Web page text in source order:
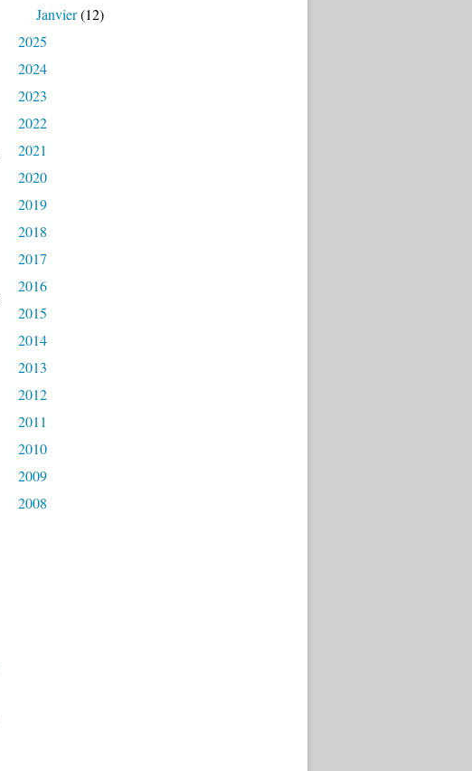
Janvier(12)
2025
2024
2023
2022
2021
2020
2019
2018
2017
2016
2015
2014
2013
2012
2011
2010
2009
2008